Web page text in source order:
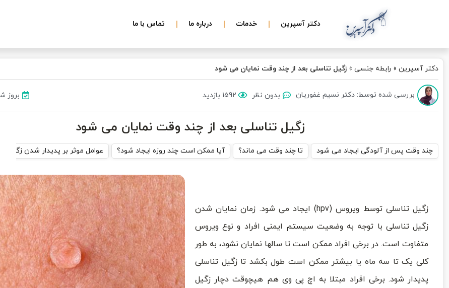
دکتر آسپرین خدمات درباره ما تماس با ما
دکتر آسپرین » رابطه جنسی » زگیل تناسلی بعد از چند وقت نمایان می شود
بررسی شده توسط: دکتر نسیم غفوریان بدون نظر 1592 بازدید بروز شده در
زگیل تناسلی بعد از چند وقت نمایان می شود
چند وقت پس از آلودگی ایجاد می شود تا چند وقت می ماند؟ آیا ممکن است چند روزه ایجاد شود؟ عوامل موثر بر پدیدار شدن زگیل
زگیل تناسلی توسط ویروس (hpv) ایجاد می شود. زمان نمایان شدن
زگیل تناسلی با توجه به وضعیت سیستم ایمنی افراد و نوع ویروس
متفاوت است. در برخی افراد ممکن است تا سالها نمایان نشود، به طور
کلی یک تا سه ماه یا بیشتر ممکن است طول بکشد تا زگیل تناسلی
پدیدار شود. برخی افراد مبتلا به اچ پی وی هم هیچوقت دچار زگیل